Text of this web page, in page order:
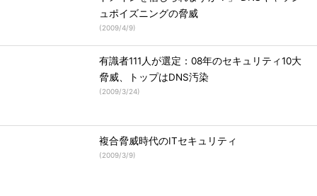
ュポイズニングの脅威
(2009/4/9)
有識者111人が選定：08年のセキュリティ10大
脅威、トップはDNS汚染
(2009/3/24)
複合脅威時代のITセキュリティ
(2009/3/9)